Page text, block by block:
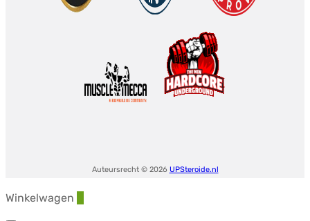
Auteursrecht © 2026 UPSteroide.nl
Winkelwagen